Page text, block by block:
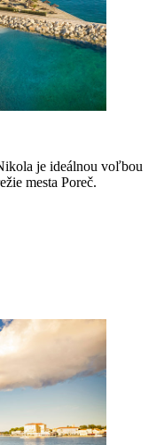
je ideálnou voľbou
mesta Poreč.